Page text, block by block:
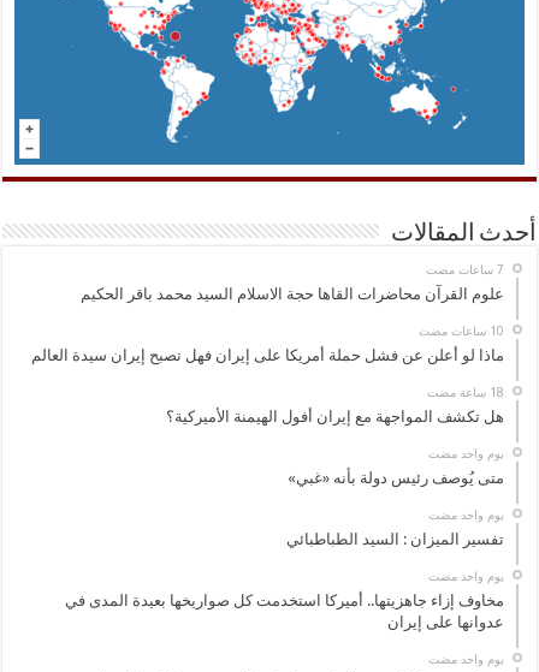
أحدث المقالات
علوم القرآن محاضرات القاها حجة الاسلام السيد محمد باقر الحكيم
ماذا لو أعلن عن فشل حملة أمريكا على إيران فهل تصبح إيران سيدة العالم
هل تكشف المواجهة مع إيران أفول الهيمنة الأميركية؟
‏يوم واحد مضت
متى يُوصف رئيس دولة بأنه «غبي»
‏يوم واحد مضت
تفسير الميزان : السيد الطباطبائي
‏يوم واحد مضت
مخاوف إزاء جاهزيتها.. أميركا استخدمت كل صواريخها بعيدة المدى في
عدوانها على إيران
‏يوم واحد مضت